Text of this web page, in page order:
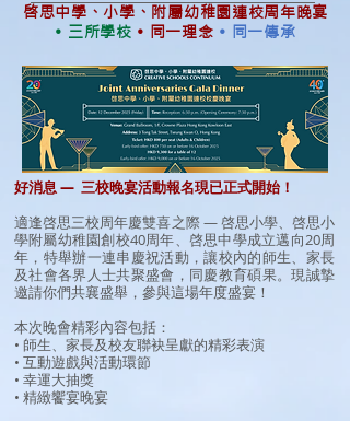
啓思中學、小學、附屬幼稚園連校周年晚宴
• 三所學校 • 同一理念 • 同一傳承
好消息 — 三校晚宴活動報名現已正式開始！
適逢啓思三校周年慶雙喜之際 — 啓思小學、啓思小
學附屬幼稚園創校40周年、啓思中學成立邁向20周
年，特舉辦一連串慶祝活動，讓校內的師生、家長
及社會各界人士共聚盛會，同慶教育碩果。現誠摯
邀請你們共襄盛舉，參與這場年度盛宴！
本次晚會精彩內容包括：
• 師生、家長及校友聯袂呈獻的精彩表演
• 互動遊戲與活動環節
• 幸運大抽獎
• 精緻饗宴晚宴